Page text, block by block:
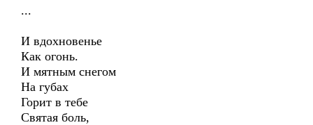
...
И вдохновенье
Как огонь.
И мятным снегом
На губах
Горит в тебе
Святая боль,